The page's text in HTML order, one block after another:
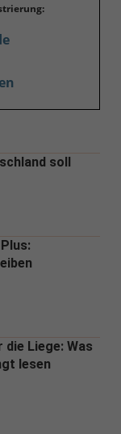
soll
Liege: Was
lesen